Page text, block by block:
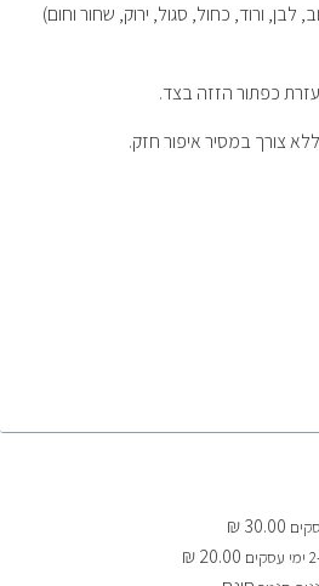
30.00 ₪
20.00 ₪
לבן, ורוד, כחול, סגול, ירוק, שחור וחום)
כפתור הזזה בצד.
צורך במסיר איפור חזק.